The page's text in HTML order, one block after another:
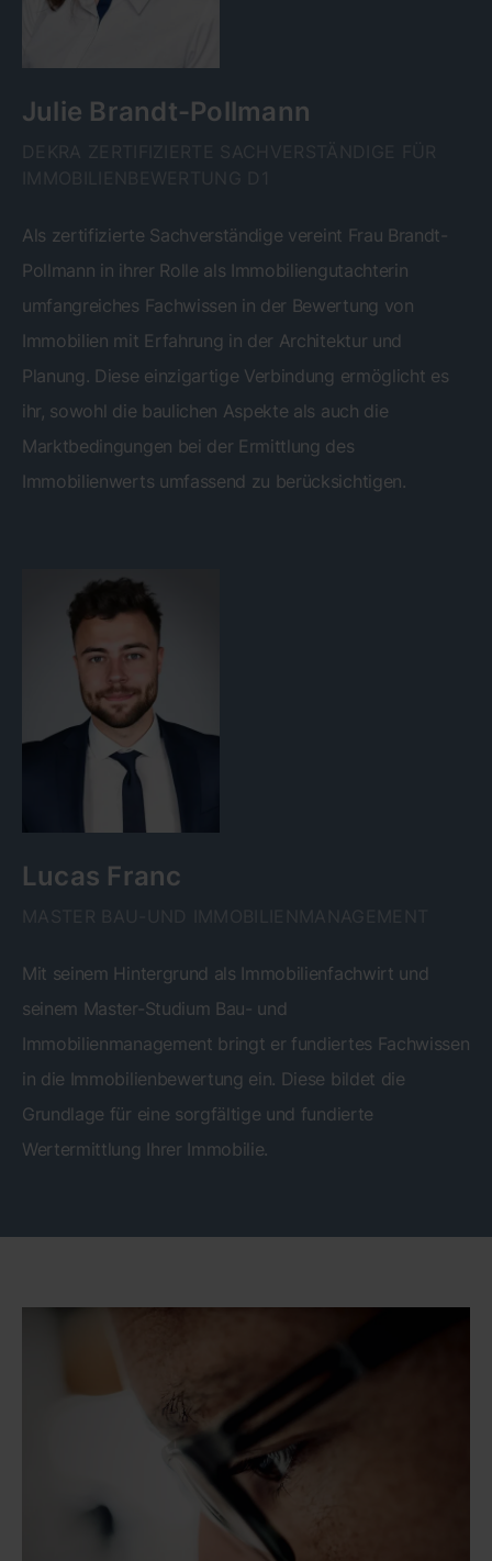
Julie Brandt-Pollmann
Als zertifizierte Sachverständige vereint Frau Brandt-
Pollmann in ihrer Rolle als Immobiliengutachterin
umfangreiches Fachwissen in der Bewertung von
Immobilien mit Erfahrung in der Architektur und
Planung. Diese einzigartige Verbindung ermöglicht es
ihr, sowohl die baulichen Aspekte als auch die
Marktbedingungen bei der Ermittlung des
Immobilienwerts umfassend zu berücksichtigen.
Lucas Franc
Mit seinem Hintergrund als Immobilienfachwirt und
seinem Master-Studium Bau- und
Immobilienmanagement bringt er fundiertes Fachwissen
in die Immobilienbewertung ein. Diese bildet die
Grundlage für eine sorgfältige und fundierte
Wertermittlung Ihrer Immobilie.